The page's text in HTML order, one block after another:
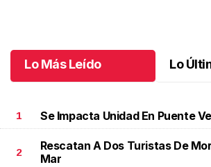
Lo Más Leído Lo
1 Se Impacta Unidad En Puente
2
Rescatan A Dos Turistas De
Mar